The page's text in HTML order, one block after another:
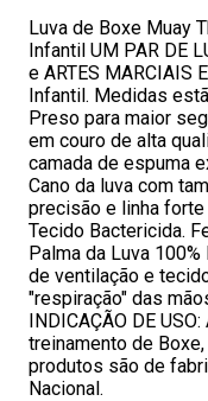
Luva de Boxe Muay
Infantil UM PAR DE
e ARTES MARCIAIS
Infantil. Medidas
Preso para maior
em couro de alta
camada de espuma
Cano da luva com
precisão e linha
Tecido Bactericida.
Palma da Luva
de ventilação e
"respiração" das
INDICAÇÃO DE
treinamento de
produtos são de
Nacional.